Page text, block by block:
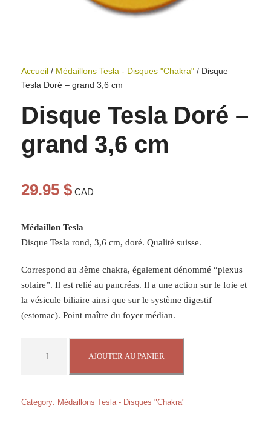
Accueil / Médaillons Tesla - Disques "Chakra" / Disque
Tesla Doré – grand 3,6 cm
Disque Tesla Doré –
grand 3,6 cm
29.95 $ CAD
Médaillon Tesla
Disque Tesla rond, 3,6 cm, doré. Qualité suisse.
Correspond au 3ème chakra, également dénommé “plexus
solaire”. Il est relié au pancréas. Il a une action sur le foie et
la vésicule biliaire ainsi que sur le système digestif
(estomac). Point maître du foyer médian.
t
AJOUTER AU PANIER
Category: Médaillons Tesla - Disques "Chakra"